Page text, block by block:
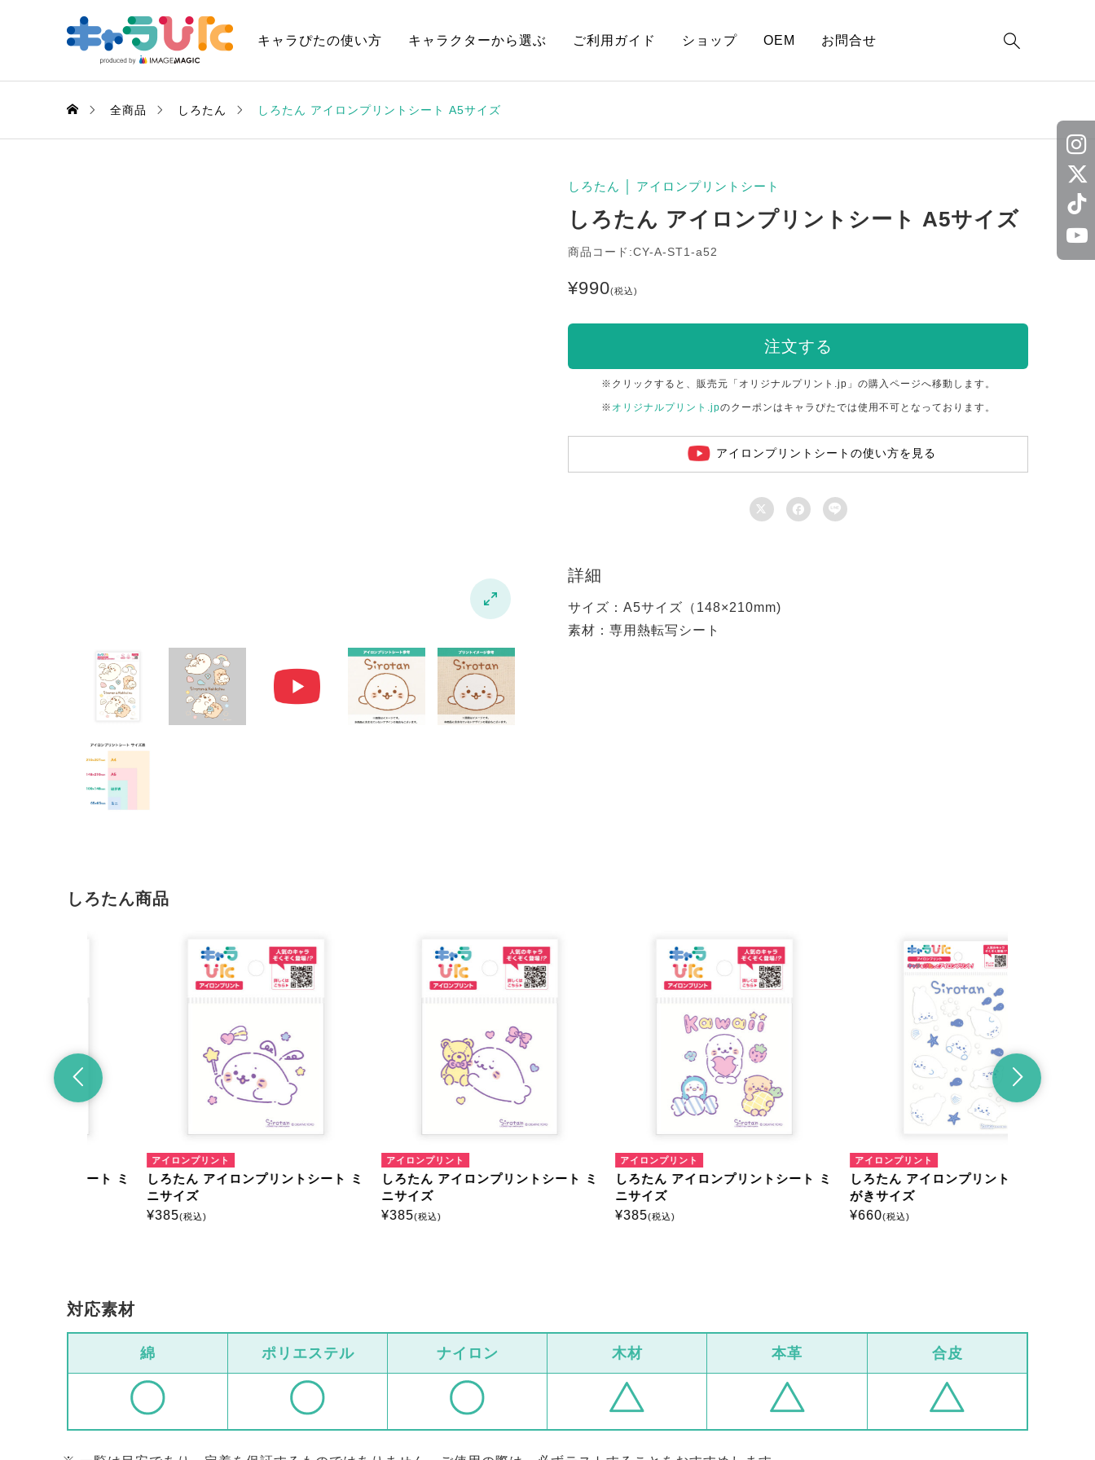
キャラぴたの使い方 キャラクターから選ぶ ご利用ガイド ショップ OEM お問合せ 
全商品 しろたん しろたん アイロンプリントシート A5サイズ

しろたん アイロンプリントシート
しろたん アイロンプリントシート A5サイズ
商品コード:CY-A-ST1-a52
¥990(税込)
注文する
※クリックすると、販売元「オリジナルプリント.jp」の購入ページへ移動します。
※ オリジナルプリント.jpのクーポンはキャラぴたでは使用不可となっております。
アイロンプリントシートの使い方を見る
  
詳細
サイズ：A5サイズ（148×210mm)
素材：専用熱転写シート
しろたん商品
アイロンプリント
しろたん アイロンプリントシート ミ
(税込)
アイロンプリント
しろたん アイロンプリントシート ミ
(税込)
アイロンプリント
しろたん アイロンプリントシート ミ
(税込)
アイロンプリント
しろたん アイロンプリントシート は
がきサイズ
(税込)
対応素材
綿 ポリエステル ナイロン 木材 本革 合皮